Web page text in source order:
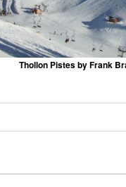
Thollon Pistes by Frank